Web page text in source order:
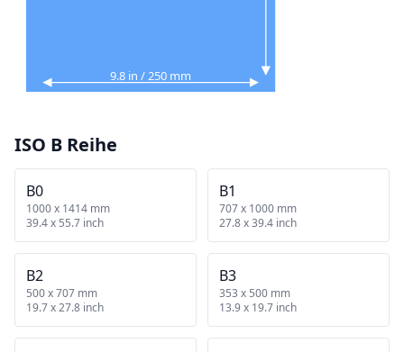
9.8 in / 250 mm
ISO B Reihe
B0
1000 x 1414 mm
39.4 x 55.7 inch
B1
707 x 1000 mm
27.8 x 39.4 inch
B2
500 x 707 mm
19.7 x 27.8 inch
B3
353 x 500 mm
13.9 x 19.7 inch